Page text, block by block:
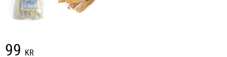
99 KR